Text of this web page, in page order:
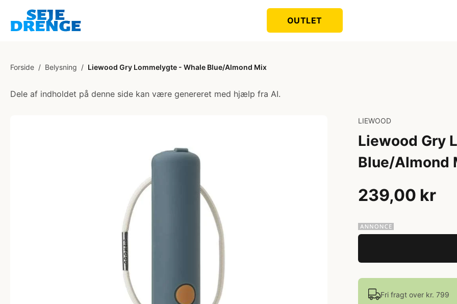
OUTLET
Forside / Belysning / Liewood Gry Lommelygte - Whale Blue/Almond Mix
Dele af indholdet på denne side kan være genereret med hjælp fra AI.
LIEWOOD
Liewood Gry
Blue/Almond
239,00 kr
Fri fragt over kr. 799